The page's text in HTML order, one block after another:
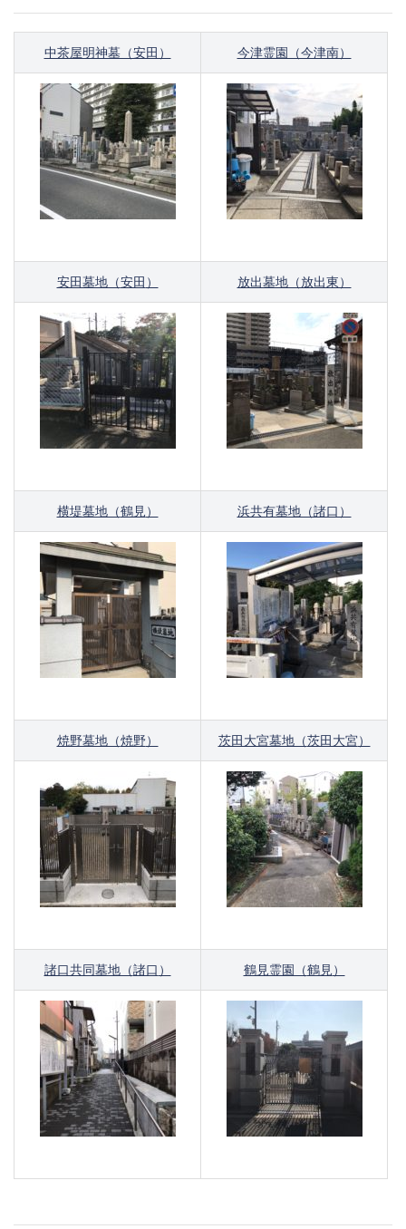
中茶屋明神墓（安田） 今津霊園（今津南）
安田墓地（安田 ） 放出墓地（放出東）
横堤墓地（鶴見） 浜共有墓地（諸口）
焼野墓地（焼野） 茨田大宮墓地（茨田大宮）
諸口共同墓地（諸口 ） 鶴見霊園（鶴見）